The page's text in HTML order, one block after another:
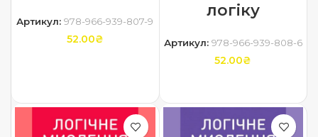
Артикул:978-966-939-807-9
52.00₴
логіку
Артикул: 978-966-939-808-6
52.00₴